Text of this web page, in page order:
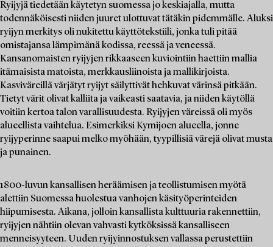
Ryijyjä tiedetään käytetyn suomessa jo keskiajalla, mutta
todennäköisesti niiden juuret ulottuvat tätäkin pidemmälle. Aluksi
ryijyn merkitys oli nukitettu käyttötekstiili, jonka tuli pitää
omistajansa lämpimänä kodissa, reessä ja veneessä.
Kansanomaisten ryijyjen rikkaaseen kuviointiin haettiin mallia
itämaisista matoista, merkkausliinoista ja mallikirjoista.
Kasviväreillä värjätyt ryijyt säilyttivät hehkuvat värinsä pitkään.
Tietyt värit olivat kalliita ja vaikeasti saatavia, ja niiden käytöllä
voitiin kertoa talon varallisuudesta. Ryijyjen väreissä oli myös
alueellista vaihtelua. Esimerkiksi Kymijoen alueella, jonne
ryijyperinne saapui melko myöhään, tyypillisiä värejä olivat musta
ja punainen.
1800-luvun kansallisen heräämisen ja teollistumisen myötä
alettiin Suomessa huolestua vanhojen käsityöperinteiden
hiipumisesta. Aikana, jolloin kansallista kulttuuria rakennettiin,
ryijyjen nähtiin olevan vahvasti kytköksissä kansalliseen
menneisyyteen. Uuden ryijyinnostuksen vallassa perustettiin